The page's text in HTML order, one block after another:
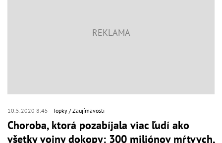
10.5.2020 8:45 Topky Zaujímavosti
Choroba, ktorá pozabíjala viac ľudí ako
všetky vojny dokopy: 300 miliónov mŕtvych,